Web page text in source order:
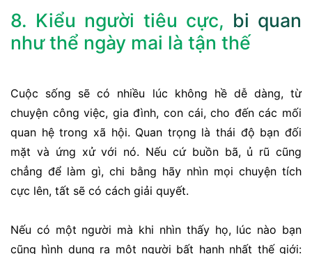
8. Kiểu người tiêu cực, bi quan
như thể ngày mai là tận thế
Cuộc sống sẽ có nhiều lúc không hề dễ dàng, từ
chuyện công việc, gia đình, con cái, cho đến các mối
quan hệ trong xã hội. Quan trọng là thái độ bạn đối
mặt và ứng xử với nó. Nếu cứ buồn bã, ủ rũ cũng
chẳng để làm gì, chi bằng hãy nhìn mọi chuyện tích
cực lên, tất sẽ có cách giải quyết.
Nếu có một người mà khi nhìn thấy họ, lúc nào bạn
cũng hình dung ra một người bất hạnh nhất thế giới: